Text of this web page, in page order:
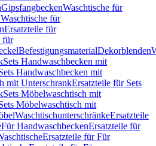
GipsfangbeckenWaschtische für
für
Ersatzteile für
für
BefestigungsmaterialDekorblenden
Sets Handwaschbecken mit
Handwaschbecken mit
mit UnterschrankErsatzteile für Sets
Sets Möbelwaschtisch mit
Möbelwaschtisch mit
WaschtischunterschränkeErsatzteile
Für HandwaschbeckenErsatzteile für
Ersatzteile für Für